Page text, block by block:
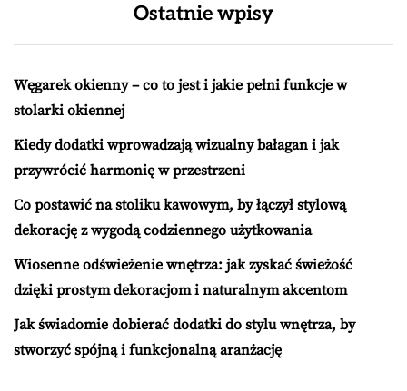
Ostatnie wpisy
Węgarek okienny – co to jest i jakie pełni funkcje w
stolarki okiennej
Kiedy dodatki wprowadzają wizualny bałagan i jak
przywrócić harmonię w przestrzeni
Co postawić na stoliku kawowym, by łączył stylową
dekorację z wygodą codziennego użytkowania
Wiosenne odświeżenie wnętrza: jak zyskać świeżość
dzięki prostym dekoracjom i naturalnym akcentom
Jak świadomie dobierać dodatki do stylu wnętrza, by
stworzyć spójną i funkcjonalną aranżację